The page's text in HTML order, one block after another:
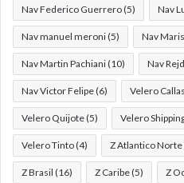
Nav Federico Guerrero(5) Nav
Nav manuel meroni(5) Nav
Nav Martin Pachiani(10) Nav
Nav Victor Felipe(6) Velero Callas
Velero Quijote(5) Velero
Velero Tinto(4) Z Atlantico Norte
Z Brasil (16) Z Caribe(5) Z